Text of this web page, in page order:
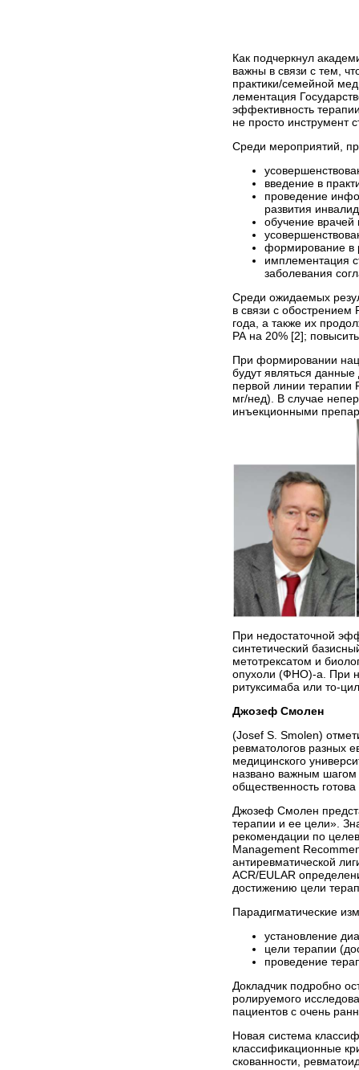
Как подчеркнул
важны в связи с тем,
практики/семейной
лементация
эффективность
не просто инструмент
Среди мероприятий,
введение в
проведение
развития
обучение
формирование в
имплементация
заболевания
Среди ожидаемых
в связи с обострением
года, а также их
РА на 20% [2];
При формировании
будут являться
первой линии терапии
мг/нед). В случае
инъекционными
При недостаточной
синтетический
метотрексатом и
опухоли (ФНО)-а. При
ритуксимаба или то-
Джозеф Смолен
(Josef S. Smolen)
ревматологов разных
медицинского
названо важным шагом
общественность
Джозеф Смолен
терапии и ее цели».
рекомендации по
Management
антиревматической
ACR/EULAR
достижению цели
Парадигматические
установление
цели терапии
проведение
Докладчик подробно
ролируемого
пациентов с очень
Новая система
классификационные
скованности,